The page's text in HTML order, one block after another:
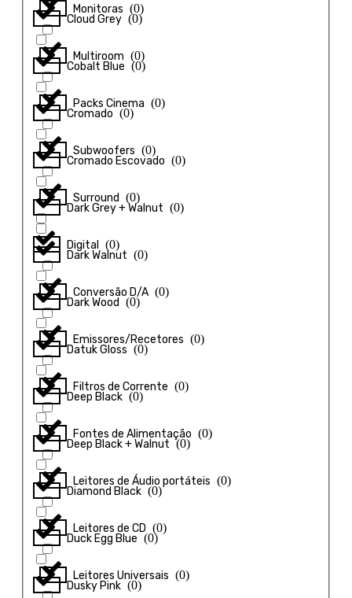
Monitoras (0)
Multiroom (0)
Packs Cinema (0)
Subwoofers (0)
Surround (0)
Digital (0)
Conversão D/A (0)
Emissores/Recetores (0)
Filtros de Corrente (0)
Fontes de Alimentação (0)
Leitores de Áudio portáteis (0)
Leitores de CD (0)
Leitores Universais (0)
Cloud Grey (0)
Cobalt Blue (0)
Cromado (0)
Cromado Escovado (0)
Dark Grey + Walnut (0)
Dark Walnut (0)
Dark Wood (0)
Datuk Gloss (0)
Deep Black (0)
Deep Black + Walnut (0)
Diamond Black (0)
Duck Egg Blue (0)
Dusky Pink (0)